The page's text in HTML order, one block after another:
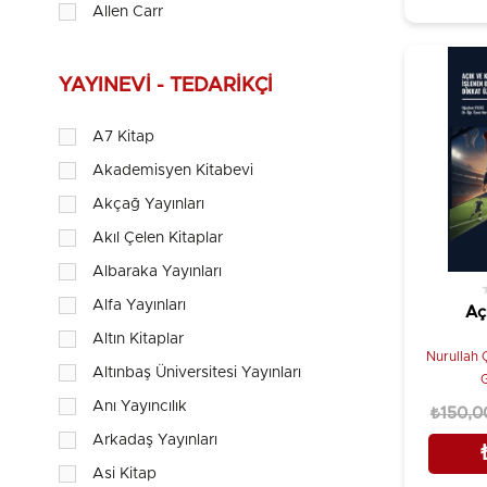
Allen Carr
Anthony William
Ayça Kaya
Ayhan Ercan
Ayşegül Çoruhlu
Banu Taşçı Fresko
Betül Açıkalın
Betül Altuntaş, Reyhan Atasü Topçuoğlu
Bilal Yalçıner
Binali Çakur
Bülent Hanedan & Ömür İlban
Cameron Diaz
YAYINEVI - TEDARIKÇI
A7 Kitap
Akademisyen Kitabevi
Akçağ Yayınları
Akıl Çelen Kitaplar
Albaraka Yayınları
Alfa Yayınları
Altın Kitaplar
Altınbaş Üniversitesi Yayınları
Anı Yayıncılık
Arkadaş Yayınları
Asi Kitap
Nurullah